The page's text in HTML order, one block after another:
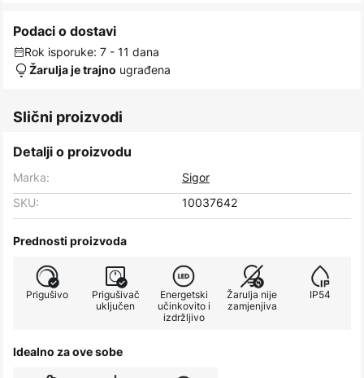
Podaci o dostavi
Rok isporuke: 7 - 11 dana
Žarulja je trajno ugrađena
Slični proizvodi
Detalji o proizvodu
Marka:
Sigor
SKU:
10037642
Prednosti proizvoda
Prigušivo
Prigušivač
uključen
Energetski
učinkovito i
izdržljivo
Žarulja nije
zamjenjiva
IP54
Idealno za ove sobe